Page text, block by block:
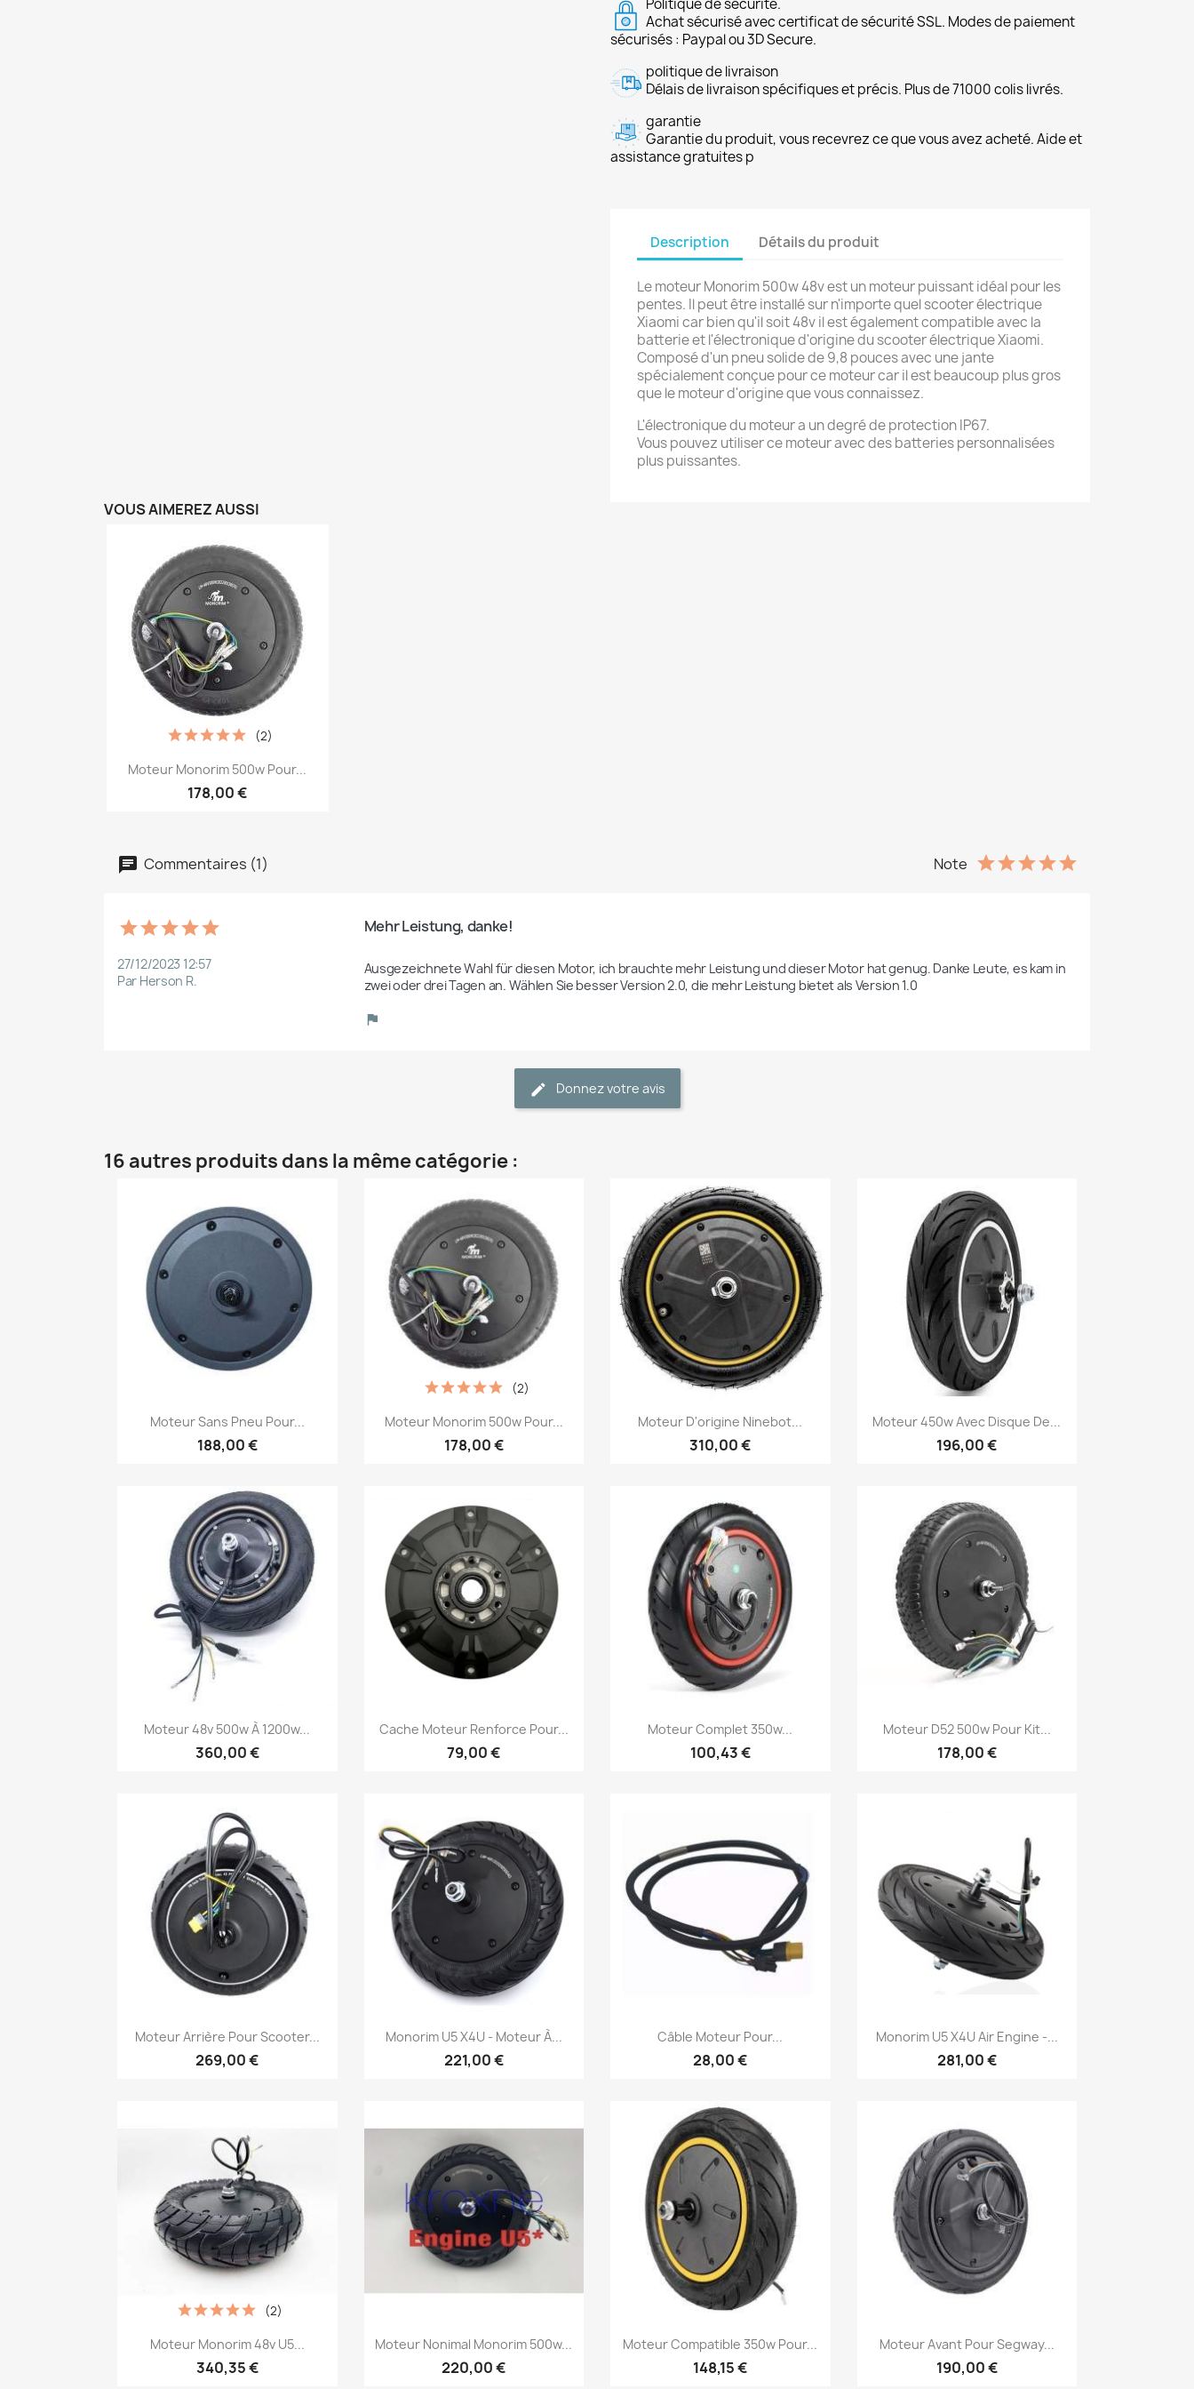
Politique de sécurité.
Achat sécurisé avec certificat de sécurité SSL. Modes de paiement
sécurisés : Paypal ou 3D Secure.
politique de livraison
Délais de livraison spécifiques et précis. Plus de 71000 colis livrés.
garantie
Garantie du produit, vous recevrez ce que vous avez acheté. Aide et
assistance gratuites p
Description Détails du produit
Le moteur Monorim 500w 48v est un moteur puissant idéal pour les
pentes. Il peut être installé sur n'importe quel scooter électrique
Xiaomi car bien qu'il soit 48v il est également compatible avec la
batterie et l'électronique d'origine du scooter électrique Xiaomi.
Composé d'un pneu solide de 9,8 pouces avec une jante
spécialement conçue pour ce moteur car il est beaucoup plus gros
que le moteur d'origine que vous connaissez.
L'électronique du moteur a un degré de protection IP67.
Vous pouvez utiliser ce moteur avec des batteries personnalisées
plus puissantes.
VOUS AIMEREZ AUSSI
Aperçu rapide
Moteur Monorim 500w Pour...
178,00 €
(2)
Commentaires (1) Note
27/12/2023 12:57
Par Herson R.
Mehr Leistung, danke!
Ausgezeichnete Wahl für diesen Motor, ich brauchte mehr Leistung und dieser Motor hat genug. Danke Leute, es kam in
zwei oder drei Tagen an. Wählen Sie besser Version 2.0, die mehr Leistung bietet als Version 1.0
Donnez votre avis
16 autres produits dans la même catégorie :
Aperçu rapide
Moteur Sans Pneu Pour...
188,00 €
Aperçu rapide
Moteur Monorim 500w Pour...
178,00 €
(2)
Aperçu rapide
Moteur D'origine Ninebot...
310,00 €
Aperçu rapide
Moteur 450w Avec Disque De...
196,00 €
Aperçu rapide
Moteur 48v 500w À 1200w...
360,00 €
Aperçu rapide
Cache Moteur Renforce Pour...
79,00 €
Aperçu rapide
Moteur Complet 350w...
100,43 €
Aperçu rapide
Moteur D52 500w Pour Kit...
178,00 €
Aperçu rapide
Moteur Arrière Pour Scooter...
269,00 €
Aperçu rapide
Monorim U5 X4U - Moteur À...
221,00 €
Aperçu rapide
Câble Moteur Pour...
28,00 €
Aperçu rapide
Monorim U5 X4U Air Engine -...
281,00 €
Aperçu rapide
Moteur Monorim 48v U5...
340,35 €
(2)
Aperçu rapide
Moteur Nonimal Monorim 500w...
220,00 €
Aperçu rapide
Moteur Compatible 350w Pour...
148,15 €
 Aperçu rapide
Moteur Avant Pour Segway...
190,00 €